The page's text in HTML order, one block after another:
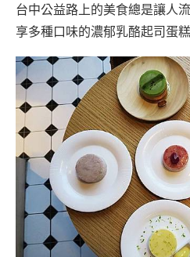
台中公益路上的美食總是讓人
享多種口味的濃郁乳酪起司蛋糕